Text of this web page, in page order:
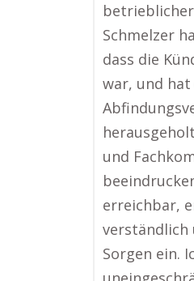
Schmelzer
dass die
war, und
und
erreichbar,
verständlich
Sorgen ein.